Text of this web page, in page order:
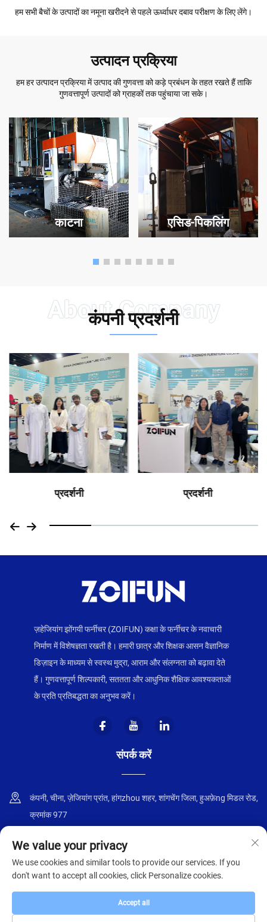
हम सभी बैचों के उत्पादों का नमूना खरीदने से पहले ऊर्ध्वाधर दबाव परीक्षण के लिए लेंगे।
उत्पादन प्रक्रिया
हम हर उत्पादन प्रक्रिया में उत्पाद की गुणवत्ता को कड़े प्रबंधन के तहत रखते हैं ताकि
गुणवत्तापूर्ण उत्पादों को ग्राहकों तक पहुंचाया जा सके।
काटना एसिड-पिकलिंग
कंपनी प्रदर्शनी
प्रदर्शनी प्रदर्शनी
ज़हेजियांग झोंगयी फर्नीचर (ZOIFUN) कक्षा के फर्नीचर के नवाचारी
निर्माण में विशेषज्ञता रखती है। हमारी छात्र और शिक्षक आसन वैज्ञानिक
डिज़ाइन के माध्यम से स्वस्थ मुद्रा, आराम और संलग्नता को बढ़ावा देते
हैं। गुणवत्तापूर्ण शिल्पकारी, सततता और आधुनिक शैक्षिक आवश्यकताओं
के प्रति प्रतिबद्धता का अनुभव करें।
संपर्क करें
कंपनी, चीना, ज़ेजियांग प्रांत, हांगzhou शहर, शांगचेंग जिला, हुअफ़ेng मिडल रोड,
क्रमांक 977
+86-18668589258
[email protected]
We value your privacy
We use cookies and similar tools to provide our services. If you
don't want to accept all cookies, click Personalize cookies.
Accept all